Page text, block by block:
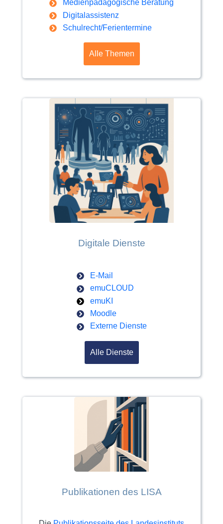
Medienpädagogische Beratung
Digitalassistenz
Schulrecht/Ferientermine
Alle Themen
Digitale Dienste
E-Mail
emuCLOUD
emuKI
Moodle
Externe Dienste
Alle Dienste
Publikationen des LISA